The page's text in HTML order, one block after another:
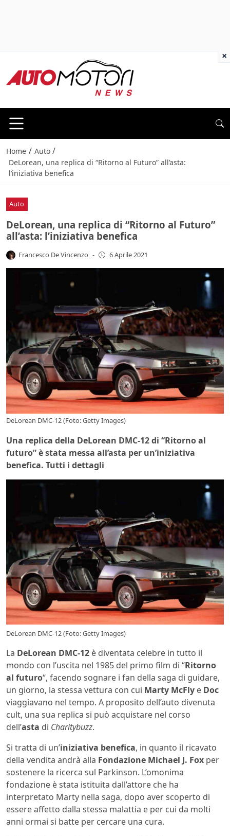
Home / Auto /
DeLorean, una replica di “Ritorno al Futuro” all’asta:
l’iniziativa benefica
Auto
DeLorean, una replica di “Ritorno al Futuro”
all’asta: l’iniziativa benefica
Francesco De Vincenzo - 6 Aprile 2021
DeLorean DMC-12 (Foto: Getty Images)
Una replica della DeLorean DMC-12 di “Ritorno al
futuro” è stata messa all’asta per un’iniziativa
benefica. Tutti i dettagli
DeLorean DMC-12 (Foto: Getty Images)
La DeLorean DMC-12 è diventata celebre in tutto il
mondo con l’uscita nel 1985 del primo film di “Ritorno
al futuro“, facendo sognare i fan della saga di guidare,
un giorno, la stessa vettura con cui Marty McFly e Doc
viaggiavano nel tempo. A proposito dell’auto divenuta
cult, una sua replica si può acquistare nel corso
dell’asta di Charitybuzz.
Si tratta di un’iniziativa benefica, in quanto il ricavato
della vendita andrà alla Fondazione Michael J. Fox per
sostenere la ricerca sul Parkinson. L’omonima
fondazione è stata istituita dall’attore che ha
interpretato Marty nella saga, dopo aver scoperto di
essere affetto dalla stessa malattia e per cui da molti
anni ormai si batte per cercare una cura.
×